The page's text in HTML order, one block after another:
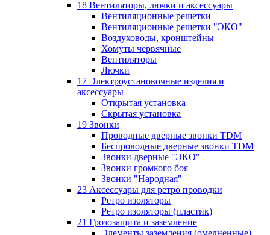
18 Вентиляторы, лючки и аксессуары
Вентиляционные решетки
Вентиляционные решетки "ЭКО"
Воздуховоды, кронштейны
Хомуты червячные
Вентиляторы
Лючки
17 Электроустановочные изделия и
аксессуары
Открытая установка
Скрытая установка
19 Звонки
Проводные дверные звонки TDM
Беспроводные дверные звонки TDM
Звонки дверные "ЭКО"
Звонки громкого боя
Звонки "Народная"
23 Аксессуары для ретро проводки
Ретро изоляторы
Ретро изоляторы (пластик)
21 Грозозащита и заземление
Элементы заземления (омедненные)